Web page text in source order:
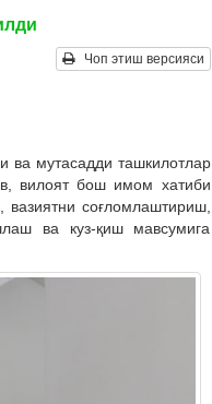
Чоп этиш версияси
ва мутасадди ташкилотлар
вилоят бош имом хатиби
соғломлаштириш,
ва куз-қиш мавсумига